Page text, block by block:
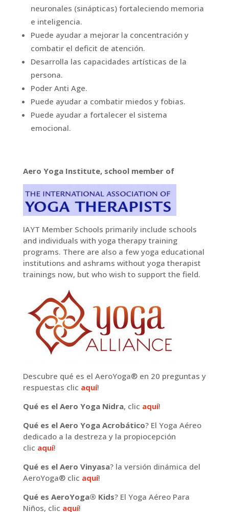
neuronales (sinápticas) fortaleciendo memoria
e inteligencia.
Puede ayudar a mejorar la concentración y
combatir el deficit de atención.
Desarrolla las capacidades artísticas de la
persona.
Poder Anti Age.
Puede ayudar a combatir miedos y fobias.
Puede ayudar a fortalecer el sistema
emocional.
Aero Yoga Institute, school member of
IAYT Member Schools primarily include schools
and individuals with yoga therapy training
programs. There are also a few yoga educational
institutions and ashrams without yoga therapist
trainings now, but who wish to support the field.
Descubre qué es el AeroYoga® en 20 preguntas y
respuestas clic aquí!
Qué es el Aero Yoga Nidra, clic aquí!
Qué es el Aero Yoga Acrobático? El Yoga Aéreo
dedicado a la destreza y la propiocepción
clic aquí!
Qué es el Aero Vinyasa? la versión dinámica del
AeroYoga® clic aquí!
Qué es AeroYoga® Kids? El Yoga Aéreo Para
Niños, clic aquí!